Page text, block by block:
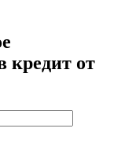
кредит от